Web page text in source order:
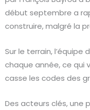
début septembre a
construire, malgré la
Sur le terrain, l’équipe
chaque année, ce qui
casse les codes des
Des acteurs clés, une